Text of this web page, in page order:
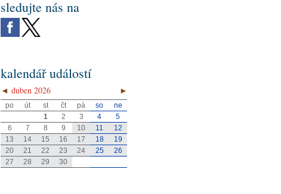
sledujte nás na
kalendář událostí
◄ ►
duben 2026
po út st čt pá so
ne
1
2 3 4
5
6
7 8 9 10 11
12
13
14 15 16 17 18
19
20
21 22 23 24 25
26
27
28 29 30